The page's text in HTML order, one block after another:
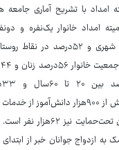
امداد با تشریح آماری
امداد خانوار یک‌نفره و
۴۸درصد خانواده‌ها در مناطق شهری و
دارند.خدرویسی با بیان اینکه بیش از
به ازدواج جوانان خبر از